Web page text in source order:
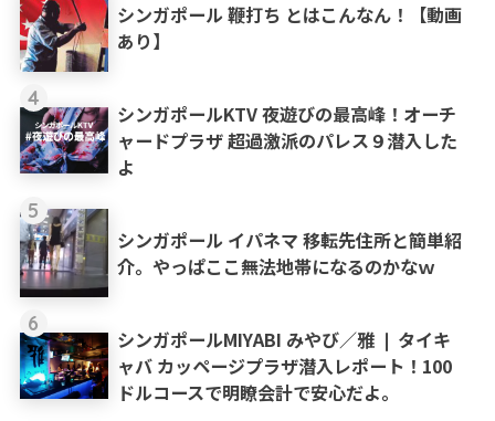
シンガポール 鞭打ち とはこんなん！【動画
あり】
4
シンガポールKTV 夜遊びの最高峰！オーチ
ャードプラザ 超過激派のパレス９潜入した
よ
5
シンガポール イパネマ 移転先住所と簡単紹
介。やっぱここ無法地帯になるのかなｗ
6
シンガポールMIYABI みやび／雅 ❘ タイキ
ャバ カッページプラザ潜入レポート！100
ドルコースで明瞭会計で安心だよ。